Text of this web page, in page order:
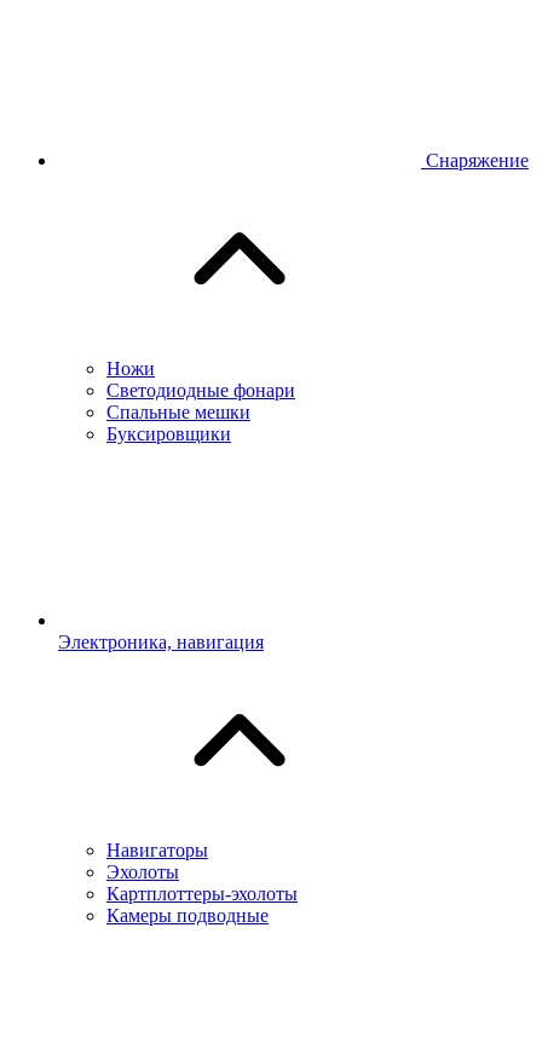
Снаряжение
Ножи
Светодиодные фонари
Спальные мешки
Буксировщики
Электроника, навигация
Навигаторы
Эхолоты
Картплоттеры-эхолоты
Камеры подводные